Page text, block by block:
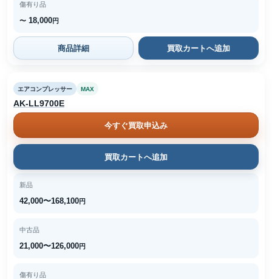
傷有り品
〜 18,000円
商品詳細 買取カートへ追加
エアコンプレッサー MAX
AK-LL9700E
今すぐ買取申込み
買取カートへ追加
新品
42,000〜168,100円
中古品
21,000〜126,000円
傷有り品